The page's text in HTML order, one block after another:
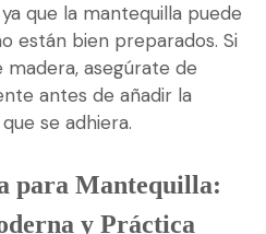
que la mantequilla puede
están bien preparados. Si
asegúrate de
antes de añadir la
se adhiera.
para Mantequilla:
y Práctica